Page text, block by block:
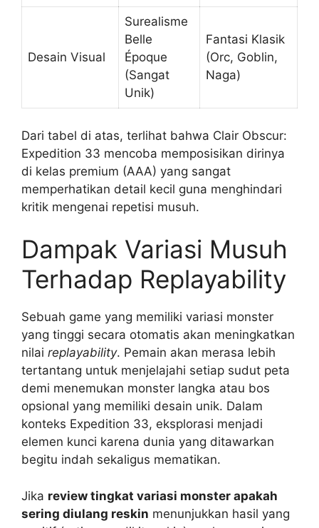
Desain Visual
Surealisme
Belle
Époque
(Sangat
Unik)
Fantasi Klasik
(Orc, Goblin,
Naga)
Dari tabel di atas, terlihat bahwa Clair Obscur:
Expedition 33 mencoba memposisikan dirinya
di kelas premium (AAA) yang sangat
memperhatikan detail kecil guna menghindari
kritik mengenai repetisi musuh.
Dampak Variasi Musuh
Terhadap Replayability
Sebuah game yang memiliki variasi monster
yang tinggi secara otomatis akan meningkatkan
nilai replayability. Pemain akan merasa lebih
tertantang untuk menjelajahi setiap sudut peta
demi menemukan monster langka atau bos
opsional yang memiliki desain unik. Dalam
konteks Expedition 33, eksplorasi menjadi
elemen kunci karena dunia yang ditawarkan
begitu indah sekaligus mematikan.
Jika review tingkat variasi monster apakah
sering diulang reskin menunjukkan hasil yang